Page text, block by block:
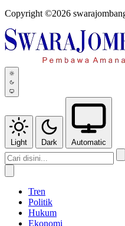
Copyright ©2026
Light Dark Automatic
Tren
Politik
Hukum
Ekonomi